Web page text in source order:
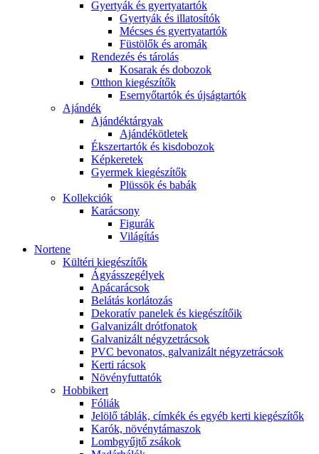
Gyertyák és gyertyatartók
Gyertyák és illatosítók
Mécses és gyertyatartók
Füstölők és aromák
Rendezés és tárolás
Kosarak és dobozok
Otthon kiegészítők
Esernyőtartók és újságtartók
Ajándék
Ajándéktárgyak
Ajándékötletek
Ékszertartók és kisdobozok
Képkeretek
Gyermek kiegészítők
Plüssök és babák
Kollekciók
Karácsony
Figurák
Világítás
Nortene
Kültéri kiegészítők
Ágyásszegélyek
Apácarácsok
Belátás korlátozás
Dekoratív panelek és kiegészítőik
Galvanizált drótfonatok
Galvanizált négyzetrácsok
PVC bevonatos, galvanizált négyzetrácsok
Kerti rácsok
Növényfuttatók
Hobbikert
Fóliák
Jelölő táblák, címkék és egyéb kerti kiegészítők
Karók, növénytámaszok
Lombgyűjtő zsákok